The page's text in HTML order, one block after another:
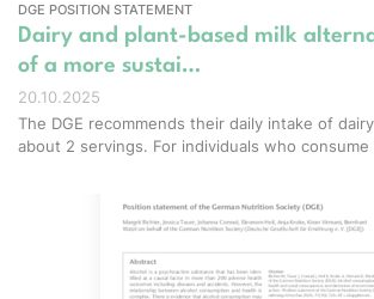
DGE POSITION STATEMENT
Dairy and plant-based milk
of a more sustai…
20.10.2025
The DGE recommends their daily intake of
about 2 servings. For individuals who